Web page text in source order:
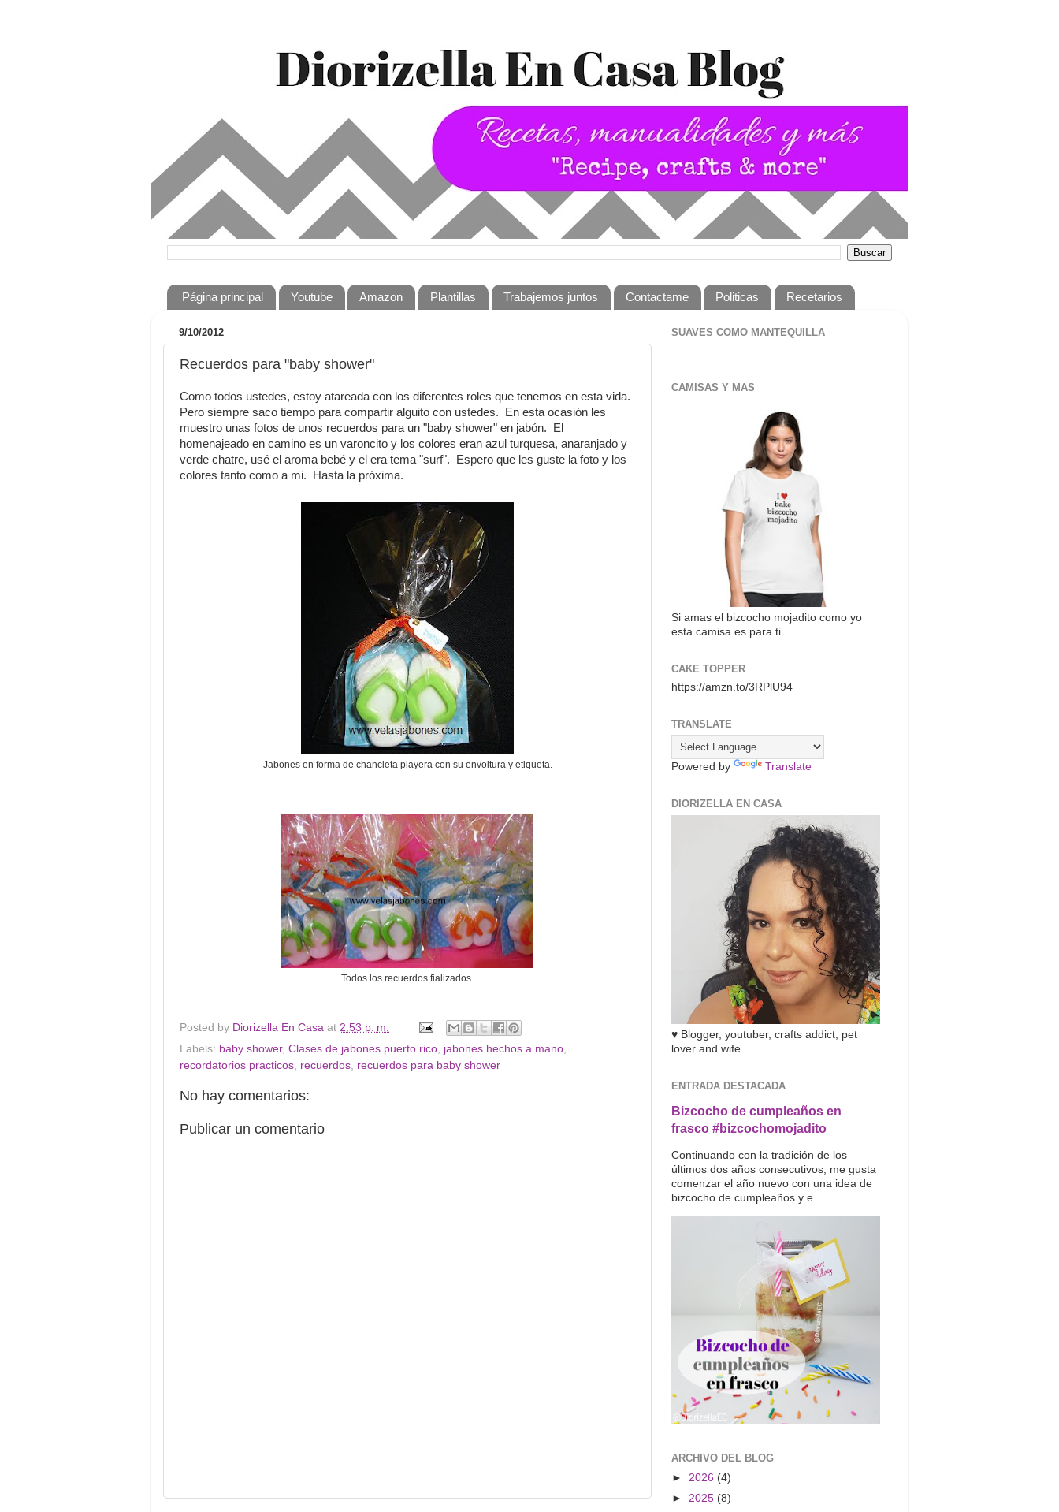
Página principal Youtube Amazon Plantillas Trabajemos juntos Contactame Politicas Recetarios
9/10/2012
Recuerdos para "baby shower"
Como todos ustedes, estoy atareada con los diferentes roles que tenemos en esta vida.
Pero siempre saco tiempo para compartir alguito con ustedes. En esta ocasión les
muestro unas fotos de unos recuerdos para un "baby shower" en jabón. El
homenajeado en camino es un varoncito y los colores eran azul turquesa, anaranjado y
verde chatre, usé el aroma bebé y el era tema "surf". Espero que les guste la foto y los
colores tanto como a mi. Hasta la próxima.
Jabones en forma de chancleta playera con su envoltura y etiqueta.
Todos los recuerdos fializados.
Posted by Diorizella En Casa at 2:53 p. m.
Labels: baby shower, Clases de jabones puerto rico, jabones hechos a mano,
recordatorios practicos, recuerdos, recuerdos para baby shower
No hay comentarios:
Publicar un comentario
SUAVES COMO MANTEQUILLA
CAMISAS Y MAS
Si amas el bizcocho mojadito como yo
esta camisa es para ti.
CAKE TOPPER
https://amzn.to/3RPlU94
TRANSLATE
Powered by Translate
DIORIZELLA EN CASA
♥ Blogger, youtuber, crafts addict, pet
lover and wife...
ENTRADA DESTACADA
Bizcocho de cumpleaños en
frasco #bizcochomojadito
Continuando con la tradición de los
últimos dos años consecutivos, me gusta
comenzar el año nuevo con una idea de
bizcocho de cumpleaños y e...
ARCHIVO DEL BLOG
► 2026 (4)
► 2025 (8)